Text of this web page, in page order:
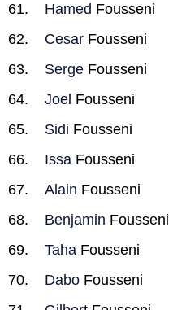
Hamed Fousseni
Cesar Fousseni
Serge Fousseni
Joel Fousseni
Sidi Fousseni
Issa Fousseni
Alain Fousseni
Benjamin Fousseni
Taha Fousseni
Dabo Fousseni